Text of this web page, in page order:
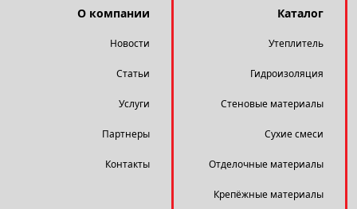
О компании
Новости
Статьи
Услуги
Партнеры
Контакты
Каталог
Утеплитель
Гидроизоляция
Стеновые материалы
Сухие смеси
Отделочные материалы
Крепёжные материалы